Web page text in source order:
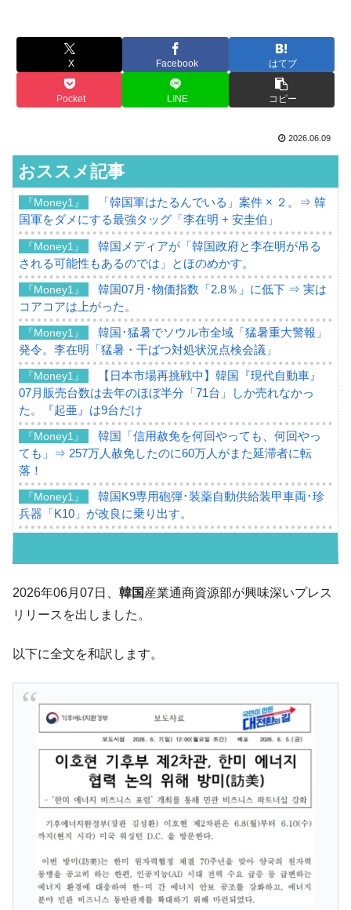
X Facebook はてブ
Pocket LINE コピー
2026.06.09
おススメ記事
『Money1』
「韓国軍はたるんでいる」案件 × ２。⇒ 韓
国軍をダメにする最強タッグ「李在明 + 安圭伯」
『Money1』
韓国メディアが「韓国政府と李在明が吊る
される可能性もあるのでは」とほのめかす。
『Money1』
韓国07月･物価指数「2.8％」に低下 ⇒ 実は
コアコアは上がった。
『Money1』
韓国･猛暑でソウル市全域「猛暑重大警報」
発令。李在明「猛暑・干ばつ対処状況点検会議」
『Money1』
【日本市場再挑戦中】韓国『現代自動車』
07月販売台数は去年のほぼ半分「71台」しか売れなかっ
た。『起亜』は9台だけ
『Money1』
韓国「信用赦免を何回やっても、何回やっ
ても」⇒ 257万人赦免したのに60万人がまた延滞者に転
落！
『Money1』
韓国K9専用砲弾･装薬自動供給装甲車両･珍
兵器「K10」が改良に乗り出す。
韓国･李在明「青年層の雇用状況が悪い。せ
や、若者に起業させよう」⇒ どんな雇用対策だソレ。
ーにウソのデータを入力したのは明白だ」
『Money1』
韓国･李在明さっそく不動産対策で浅薄な発
言。
『Money1』
韓国は「中国と同じく」投資に不適格な国
『Money1』
『韓国銀行』が「金の保有量を増やしま
す」⇒「金を経由するドル入手」手段ではないのか？
『Money1』
韓国･外為取引量「1日当たり1,214.4億ド
ル」まで拡大 ⇒ 海外資金の動きに強く左右される状態
『Money1』
韓国･帰ってきた李在明。李在明を支持しな
い「50.5％」に上昇
2026年06月07日、 韓国産業通商資源部が興味深いプレス
リリースを出しました。
以下に全文を和訳します。